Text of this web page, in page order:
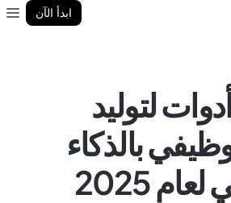
ابدأ الآن
10 أدوات لتوليد
بالذكاء
2025